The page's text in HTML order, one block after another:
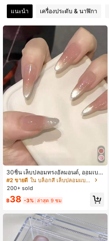
4.90 34K ผู้ติดตาม
4.90 34K ผู้ติดตาม
34K ผู้ติดตาม
แนะนำ เครื่องประดับ & นาฬิกา
30ชิ้น เล็บปลอมทรงอัลมอนด์, ออมเบร
แคท อาย น่ารัก & สติกเกอร์ติดเล็บสไต
ล์ฝรั่งเศส/เกาหลีสำหรับผู้หญิง, เคล็ดลับ
เกอร์กันลื่น 1ชิ้น, เหมาะสำหรับงานปาร์
ออกได้, อุปกรณ์ทำเล็บ
#2 ขายดี
ใน บล็อกสี เล็บปลอมแบบกด
200+ sold
฿38 -3% ล่าสุด 9 ชม